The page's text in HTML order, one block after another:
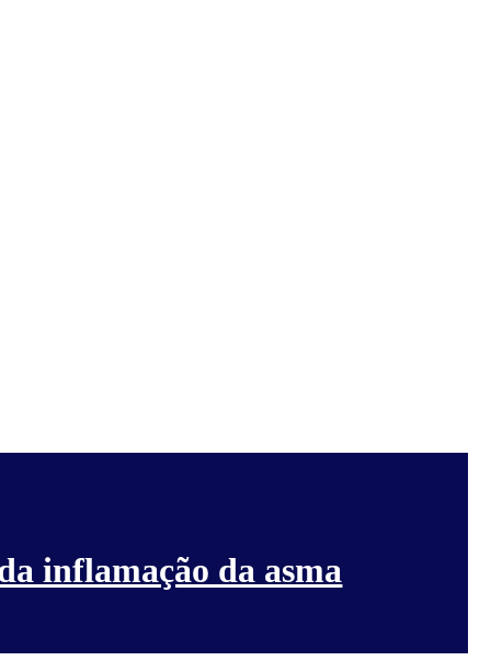
inflamação da asma